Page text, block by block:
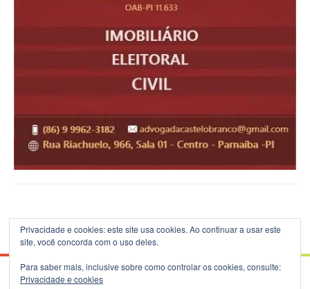
Privacidade e cookies: este site usa cookies. Ao continuar a usar este
site, você concorda com o uso deles.
Para saber mais, inclusive sobre como controlar os cookies, consulte:
Privacidade e cookies